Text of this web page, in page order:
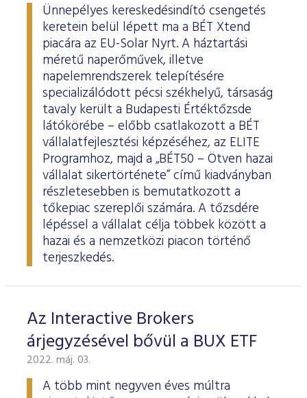
Ünnepélyes kereskedésindító csengetés
keretein belül lépett ma a BÉT Xtend
piacára az EU-Solar Nyrt. A háztartási
méretű naperőművek, illetve
napelemrendszerek telepítésére
specializálódott pécsi székhelyű, társaság
tavaly került a Budapesti Értéktőzsde
látókörébe – előbb csatlakozott a BÉT
vállalatfejlesztési képzéséhez, az ELITE
Programhoz, majd a „BÉT50 – Ötven hazai
vállalat sikertörténete” című kiadványban
részletesebben is bemutatkozott a
tőkepiac szereplői számára. A tőzsdére
lépéssel a vállalat célja többek között a
hazai és a nemzetközi piacon történő
terjeszkedés.
Az Interactive Brokers
árjegyzésével bővül a BUX ETF
2022. máj. 03.
A több mint negyven éves múltra